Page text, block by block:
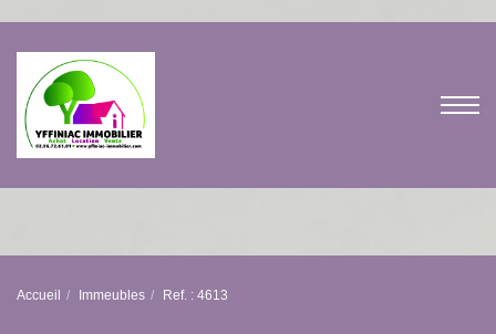
Accueil Immeubles Ref. : 4613